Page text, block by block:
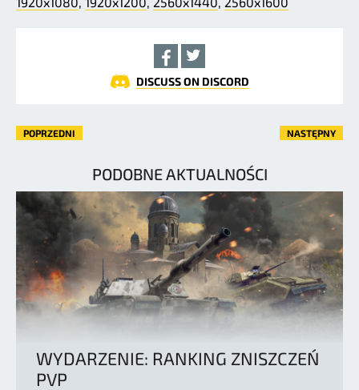
DISCUSS ON DISCORD
POPRZEDNI NASTĘPNY
PODOBNE AKTUALNOŚCI
WYDARZENIE: RANKING ZNISZCZEŃ
PVP